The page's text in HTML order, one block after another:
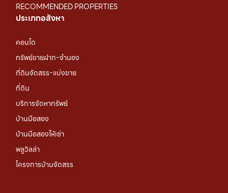
RECOMMENDED PROPERTIES
ประเภทอสังหา
คอนโด
ทรัพย์ขายฝาก-จำนอง
ที่ดินจัดสรร-แบ่งขาย
ที่ดิน
บริการจัดหาทรัพย์
บ้านมือสอง
บ้านมือสองให้เช่า
พลูวิลล่า
โครงการบ้านจัดสรร